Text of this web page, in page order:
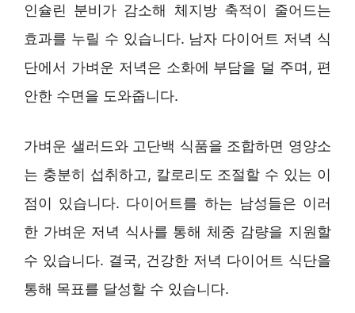
인슐린 분비가 감소해 체지방 축적이 줄어드는
효과를 누릴 수 있습니다. 남자 다이어트 저녁 식
단에서 가벼운 저녁은 소화에 부담을 덜 주며, 편
안한 수면을 도와줍니다.
가벼운 샐러드와 고단백 식품을 조합하면 영양소
는 충분히 섭취하고, 칼로리도 조절할 수 있는 이
점이 있습니다. 다이어트를 하는 남성들은 이러
한 가벼운 저녁 식사를 통해 체중 감량을 지원할
수 있습니다. 결국, 건강한 저녁 다이어트 식단을
통해 목표를 달성할 수 있습니다.